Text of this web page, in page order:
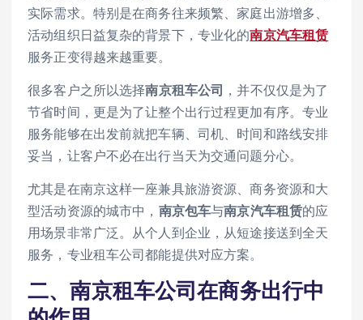
实际需求。特别是在商务往来频繁、家庭出游增多、
活动组织日益复杂的背景下，专业化的南京汽车租赁
服务正变得越来越重要。
很多客户之所以选择南京租车公司 ，并不仅仅是为了
节省时间，更是为了让整个出行过程更加有序。专业
服务能够在出发前就把车辆、司机、时间和路线安排
妥当，让客户不必在出行当天为交通问题分心。
尤其是在南京这样一座兼具旅游资源、商务资源和大
型活动资源的城市中， 南京包车与南京汽车租赁的应
用场景非常广泛。从个人到企业，从短途接送到全天
服务，专业租车公司都能提供对应方案。
二、南京租车公司在商务出行中